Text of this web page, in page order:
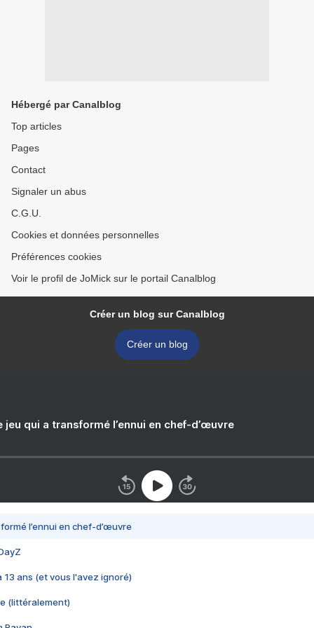
Hébergé par Canalblog
Top articles
Pages
Contact
Signaler un abus
C.G.U.
Cookies et données personnelles
Préférences cookies
Voir le profil de JoMick sur le portail Canalblog
Créer un blog sur Canalblog
Créer un blog
jeu qui a transformé l’ennui en chef-d’œuvre
l’ennui en chef-d’œuvre
13 ans (et vous l'avez ignoré)
(littéralement)